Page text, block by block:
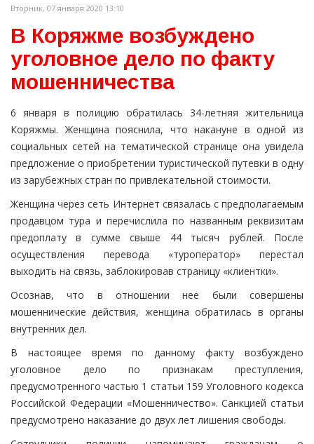
Вторник, 07 января 2020 13:10
В Коряжме возбуждено
уголовное дело по факту
мошенничества
6 января в полицию обратилась 34-летняя жительница
Коряжмы. Женщина пояснила, что накануне в одной из
социальных сетей на тематической странице она увидела
предложение о приобретении туристической путевки в одну
из зарубежных стран по привлекательной стоимости.
Женщина через сеть Интернет связалась с предполагаемым
продавцом тура и перечислила по названным реквизитам
предоплату в сумме свыше 44 тысяч рублей. После
осуществления перевода «туроператор» перестал
выходить на связь, заблокировав страницу «клиентки».
Осознав, что в отношении нее были совершены
мошеннические действия, женщина обратилась в органы
внутренних дел.
В настоящее время по данному факту возбуждено
уголовное дело по признакам преступления,
предусмотренного частью 1 статьи 159 Уголовного кодекса
Российской Федерации «Мошенничество». Санкцией статьи
предусмотрено наказание до двух лет лишения свободы.